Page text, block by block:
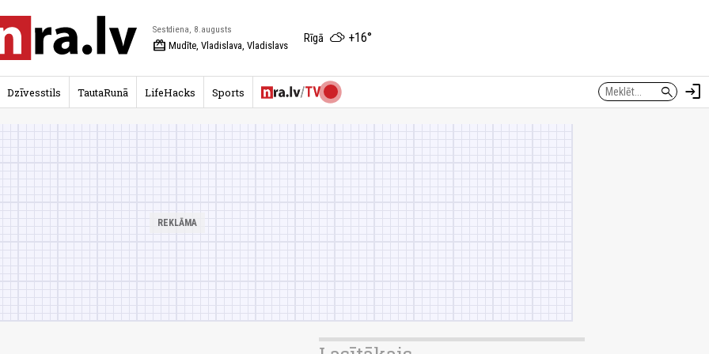
Sestdiena, 8.augusts
redeem Mudīte, Vladislava, Vladislavs
Rīgā +16°
search login
Dzīvesstils TautaRunā LifeHacks Sports